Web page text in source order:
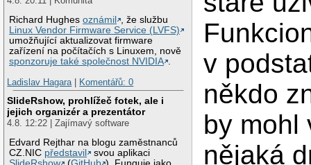
Richard Hughesoznámil
, že službu
Linux Vendor Firmware Service (LVFS)
umožňující aktualizovat firmware
zařízení na počítačích s Linuxem, nově
sponzoruje také společnost NVIDIA .
Ladislav Hagara| Komentářů: 0
SlideRshow, prohlížeč fotek, ale i
jejich organizér a prezentátor
4.8. 12:22 | Zajímavý software
Edvard Rejthar na blogu zaměstnanců
CZ.NIC představil
svou aplikaci
v
někdo
by mohl
nějaká